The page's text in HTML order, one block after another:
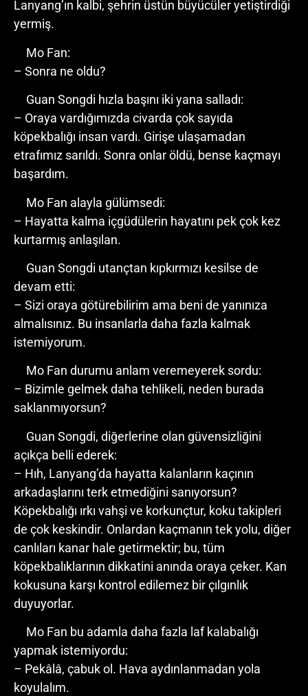
Lanyang’ın kalbi, şehrin üstün büyücüler yetiştirdiği
yermiş.
Mo Fan:
– Sonra ne oldu?
Guan Songdi hızla başını iki yana salladı:
– Oraya vardığımızda civarda çok sayıda
köpekbalığı insan vardı. Girişe ulaşamadan
etrafımız sarıldı. Sonra onlar öldü, bense kaçmayı
başardım.
Mo Fan alayla gülümsedi:
– Hayatta kalma içgüdülerin hayatını pek çok kez
kurtarmış anlaşılan.
Guan Songdi utançtan kıpkırmızı kesilse de
devam etti:
– Sizi oraya götürebilirim ama beni de yanınıza
almalısınız. Bu insanlarla daha fazla kalmak
istemiyorum.
Mo Fan durumu anlam veremeyerek sordu:
– Bizimle gelmek daha tehlikeli, neden burada
saklanmıyorsun?
Guan Songdi, diğerlerine olan güvensizliğini
açıkça belli ederek:
– Hıh, Lanyang’da hayatta kalanların kaçının
arkadaşlarını terk etmediğini sanıyorsun?
Köpekbalığı ırkı vahşi ve korkunçtur, koku takipleri
de çok keskindir. Onlardan kaçmanın tek yolu, diğer
canlıları kanar hale getirmektir; bu, tüm
köpekbalıklarının dikkatini anında oraya çeker. Kan
kokusuna karşı kontrol edilemez bir çılgınlık
duyuyorlar.
Mo Fan bu adamla daha fazla laf kalabalığı
yapmak istemiyordu:
– Pekâlâ, çabuk ol. Hava aydınlanmadan yola
koyulalım.